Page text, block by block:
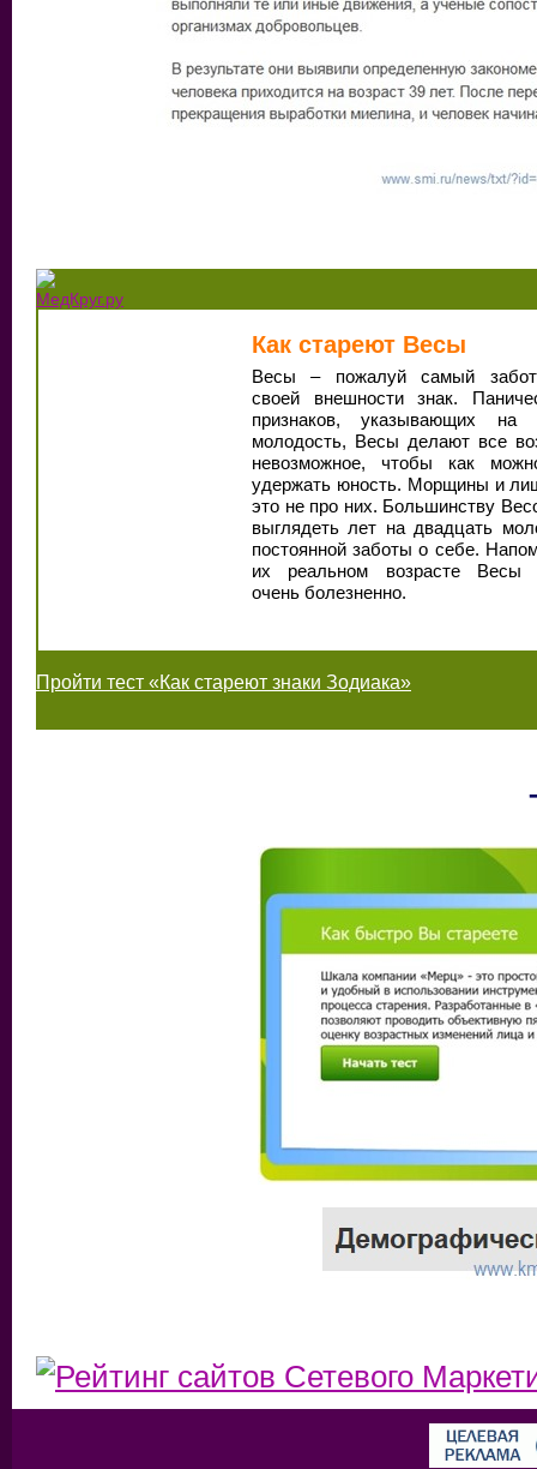
Как стареют Весы
Весы – пожалуй самый
своей внешности знак.
признаков, указывающих на
молодость, Весы делают все
невозможное, чтобы как
удержать юность. Морщины и
это не про них. Большинству
выглядеть лет на двадцать
постоянной заботы о себе.
их реальном возрасте Весы
очень болезненно.
Пройти тест «Как стареют знаки Зодиака»